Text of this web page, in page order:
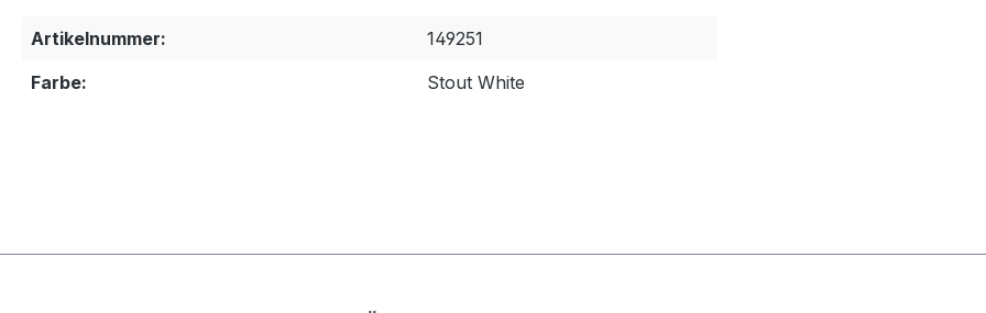
Artikelnummer:
149251
Farbe:
Stout White